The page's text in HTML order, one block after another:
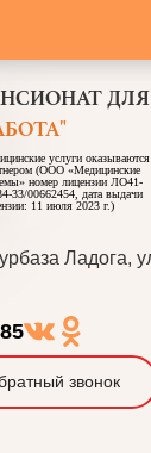
услуги оказываются
(ООО «Медицинские
номер лицензии ЛО41-
33/00662454, дата выдачи
11 июля 2023 г.)
Ладога,
звонок